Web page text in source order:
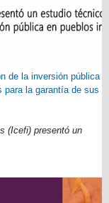
de la inversión pública
para la garantía de sus
(Icefi) presentó un